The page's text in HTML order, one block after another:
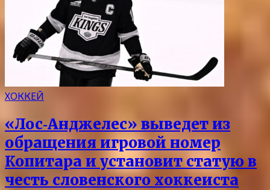
ХОККЕЙ
«Лос‑Анджелес» выведет из
обращения игровой номер
Копитара и установит статую в
честь словенского хоккеиста